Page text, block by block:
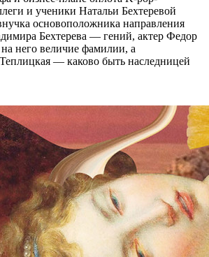
и ученики Натальи Бехтеревой
основоположника направления
Бехтерева — гений, актер Федор
него величие фамилии, а
— каково быть наследницей